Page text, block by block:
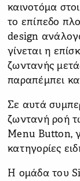
καινοτόμα
το επίπεδο
design
γίνεται η
ζωντανής
παραπέμπει
Σε αυτά
ζωντανή ροή
Menu Button,
κατηγορίες
Η ομάδα του